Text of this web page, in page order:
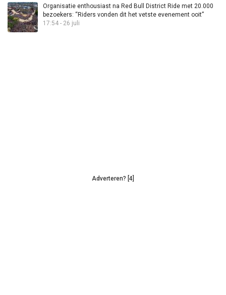
Organisatie enthousiast na Red Bull District Ride met 20.000
bezoekers: “Riders vonden dit het vetste evenement ooit”
17:54 - 26 juli
Adverteren? [4]